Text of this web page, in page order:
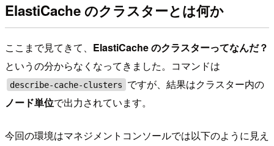
ElastiCache のクラスターとは何か
ここまで見てきて、 ElastiCache のクラスターってなんだ？
というの分からなくなってきました。コマンドは
describe-cache-clusters
ですが、結果はクラスター内の
ノード単位で出力されています。
今回の環境はマネジメントコンソールでは以下のように見え